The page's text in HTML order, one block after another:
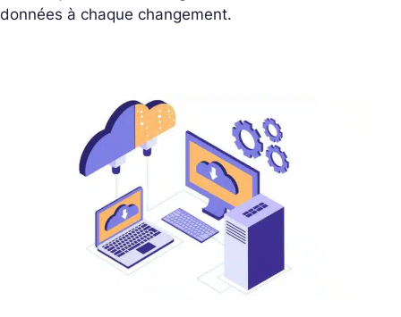
données à chaque changement.